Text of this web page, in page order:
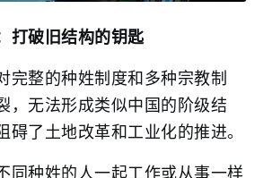
打破旧结构的钥匙
完整的种姓制度和多种宗教制
，无法形成类似中国的阶级结
碍了土地改革和工业化的推进。
同种姓的人一起工作或从事一样